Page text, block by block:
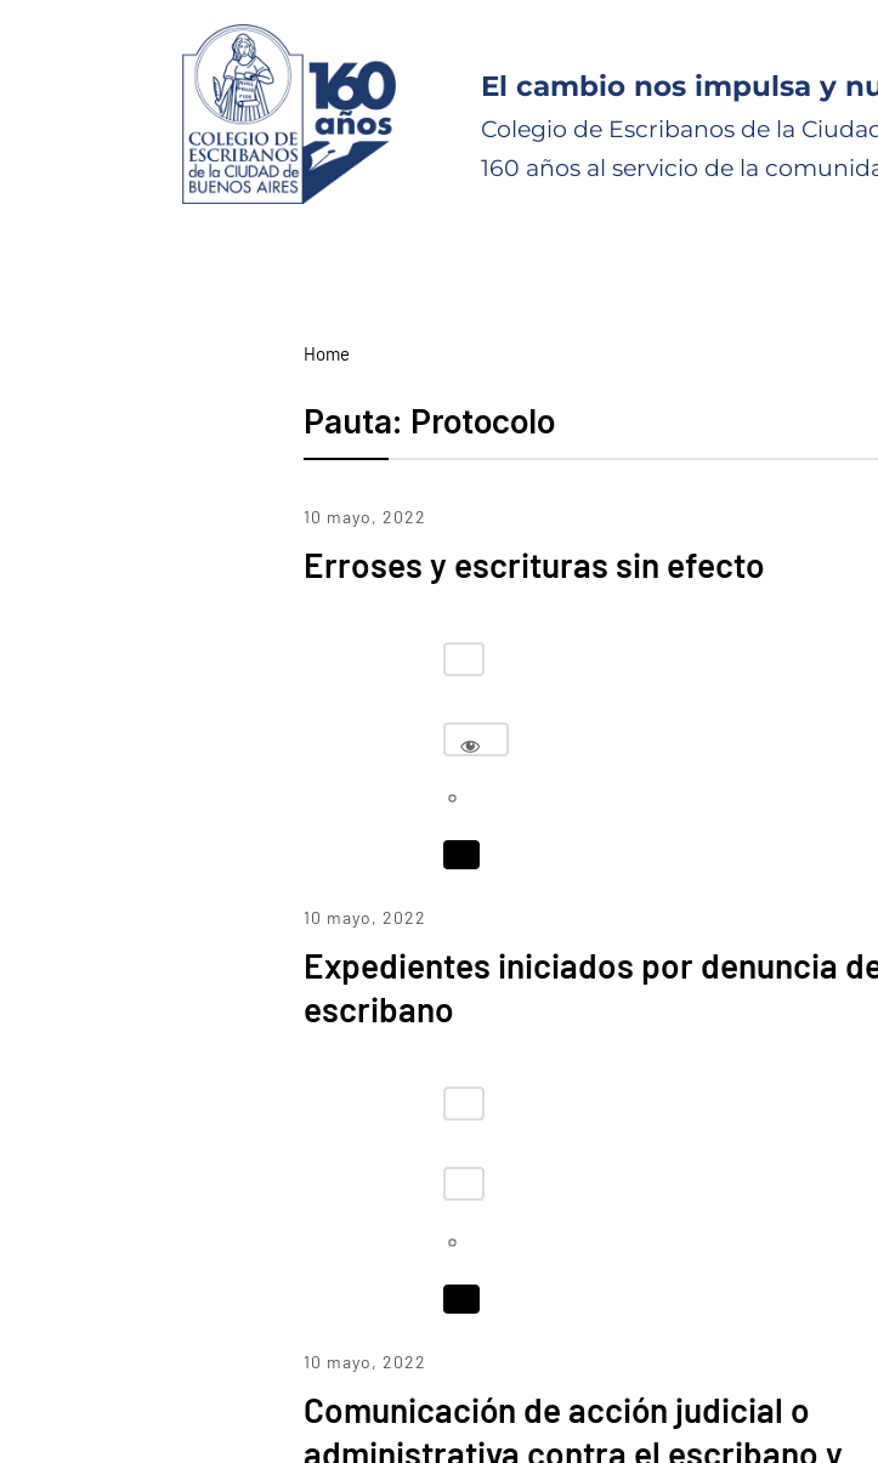
El cambio nos impulsa y
Colegio de Escribanos de la
160 años al servicio de la
Home
Pauta: Protocolo
10 mayo, 2022
Erroses y escrituras sin efecto
10 mayo, 2022
Expedientes iniciados por denuncia
escribano
10 mayo, 2022
Comunicación de acción judicial o
administrativa contra el escribano y